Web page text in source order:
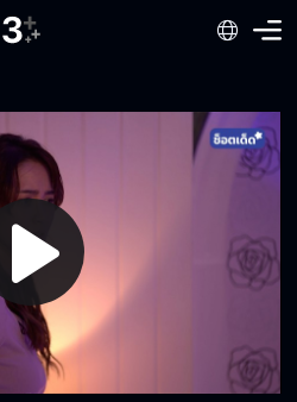
รื่องร้าย กับสายฟ้า
ดูมีพิรุธ
ระชากหน้ากากเสือ